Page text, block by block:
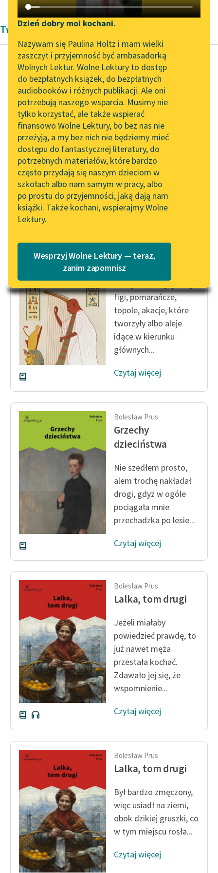
Katalog DAISY
Podkasty o książkach
Zgłoś brak utworu
Aktualności
„Prokurator Alicja Horn”
do słuchania
Byliśmy częścią AI Impact
Lab
Zapraszamy na spotkanie
online z tłumaczkami
literatury skandynawskiej
Spotkanie z Katarzyną
Tunkiel w Oslo
102. lata temu zmarł
Joseph Conrad
Lektury szkolne i klasyka
literatury do słuchania dla
uczennic i uczniów z
niepełnosprawnościami
E-kolekcja lektur
szkolnych i literatury do
słuchania dla uczennic i
uczniów z
niepełnosprawnościami
Feministyczne inspiracje.
skandynawskiej literatury
feministycznej
Ręce pełne poezji
Kolekcje edukacyjne
twórców przechodzących
do domeny publicznej,
lektur szkolnych oraz
Starego Testamentu
Odkurzamy bohaterów
Szkoła Poezji Wolnych
Lektur
Narzędzia
Mapa Wolnych Lektur
Leśmianator
Przewodnik dla piszących i
czytających
API
OAI-PMH
Widget Wolnych Lektur
Przypisy
Katalog w formacie PDF
O nas
O projekcie
Zespół
Zasady wykorzystania
Wolnych Lektur
Logotypy
Materiały promocyjne
Polityka prywatności
Regulamin biblioteki
Dane fundacji i
sprawozdania finansowe
Regulamin darowizn
Informacja o treściach
wrażliwych
Deklaracja dostępności
Dzień dobry moi kochani.
Nazywam się Paulina Holtz i mam wielki
zaszczyt i przyjemność być ambasadorką
Wolnych Lektur. Wolne Lektury to dostęp
do bezpłatnych książek, do bezpłatnych
audiobooków i różnych publikacji. Ale oni
potrzebują naszego wsparcia. Musimy nie
tylko korzystać, ale także wspierać
finansowo Wolne Lektury, bo bez nas nie
przeżyją, a my bez nich nie będziemy mieć
dostępu do fantastycznej literatury, do
potrzebnych materiałów, które bardzo
często przydają się naszym dzieciom w
szkołach albo nam samym w pracy, albo
po prostu do przyjemności, jaką dają nam
książki. Także kochani, wspierajmy Wolne
Lektury.
Wesprzyj Wolne Lektury — teraz,
zanim zapomnisz
Twórczość Bolesław Prus
Bolesław Prus
Anielka
Ogród był wielki,
dawny i z trzech stron
w podkowę otaczał
dom. Tu żyły w...
Czytaj więcej
Faraon, tom trzeci
Wszędzie rosły: palmy,
figi, pomarańcze,
topole, akacje, które
tworzyły albo aleje
idące w kierunku
głównych...
Czytaj więcej
Bolesław Prus
Grzechy
dzieciństwa
Nie szedłem prosto,
alem trochę nakładał
drogi, gdyż w ogóle
pociągała mnie
przechadzka po lesie...
Czytaj więcej
Bolesław Prus
Lalka, tom drugi
Jeżeli miałaby
powiedzieć prawdę, to
już nawet męża
przestała kochać.
Zdawało jej się, że
wspomnienie...
Czytaj więcej
Bolesław Prus
Lalka, tom drugi
Był bardzo zmęczony,
więc usiadł na ziemi,
obok dzikiej gruszki, co
w tym miejscu rosła...
Czytaj więcej